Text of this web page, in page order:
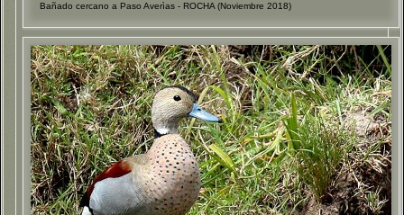
Bañado cercano a Paso Averìas - ROCHA (Noviembre 2018)